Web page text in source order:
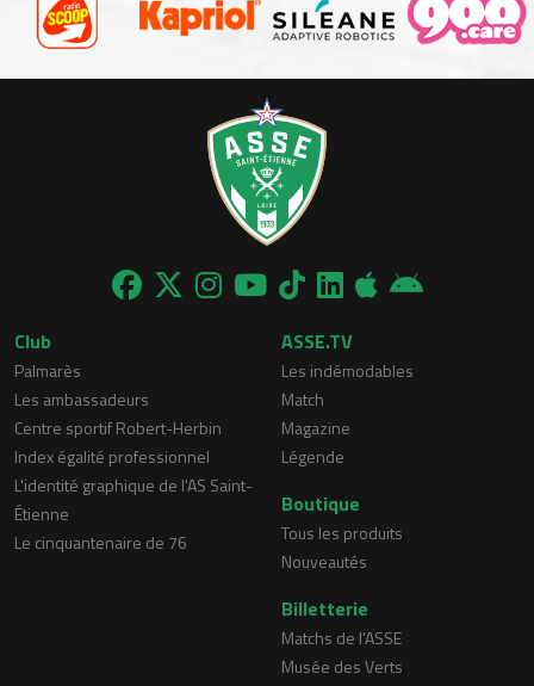
Club
Palmarès
Les ambassadeurs
Centre sportif Robert-Herbin
Index égalité professionnel
L'identité graphique de l'AS Saint-
Étienne
Le cinquantenaire de 76
ASSE.TV
Les indémodables
Match
Magazine
Légende
Boutique
Tous les produits
Nouveautés
Billetterie
Matchs de l'ASSE
Musée des Verts